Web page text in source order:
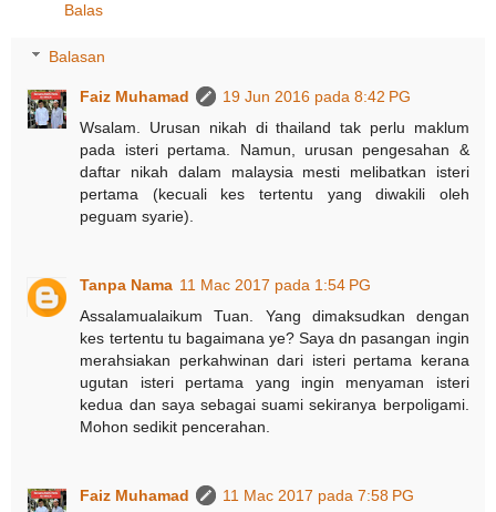
Balas
Balasan
Faiz Muhamad
19 Jun 2016 pada 8:42 PG
Wsalam. Urusan nikah di thailand tak perlu maklum
pada isteri pertama. Namun, urusan pengesahan &
daftar nikah dalam malaysia mesti melibatkan isteri
pertama (kecuali kes tertentu yang diwakili oleh
peguam syarie).
Tanpa Nama 11 Mac 2017 pada 1:54 PG
Assalamualaikum Tuan. Yang dimaksudkan dengan
kes tertentu tu bagaimana ye? Saya dn pasangan ingin
merahsiakan perkahwinan dari isteri pertama kerana
ugutan isteri pertama yang ingin menyaman isteri
kedua dan saya sebagai suami sekiranya berpoligami.
Mohon sedikit pencerahan.
Faiz Muhamad
11 Mac 2017 pada 7:58 PG